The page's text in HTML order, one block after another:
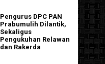
Pengurus DPC PAN
Prabumulih Dilantik,
Sekaligus
Pengukuhan Relawan
dan Rakerda